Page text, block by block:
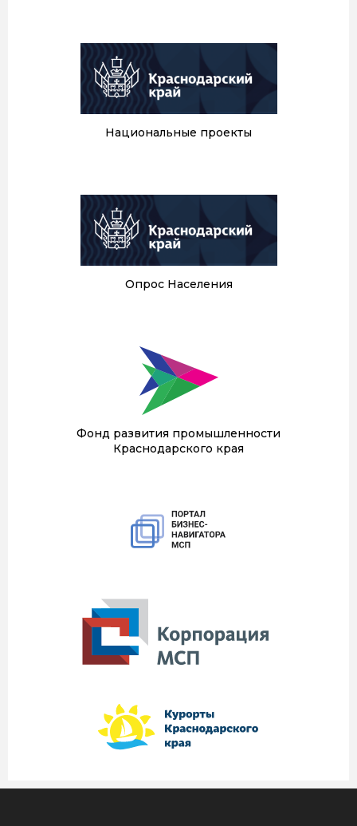
Национальные проекты
Опрос Населения
Фонд развития промышленности
Краснодарского края